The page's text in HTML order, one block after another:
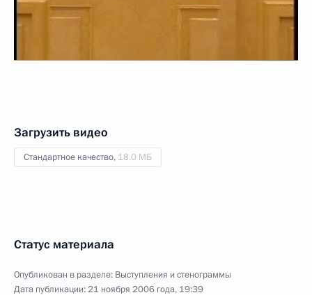
Загрузить видео
Стандартное качество, 18.0 МБ
Статус материала
Опубликован в разделе: Выступления и стенограммы
Дата публикации:21 ноября 2006 года, 19:39